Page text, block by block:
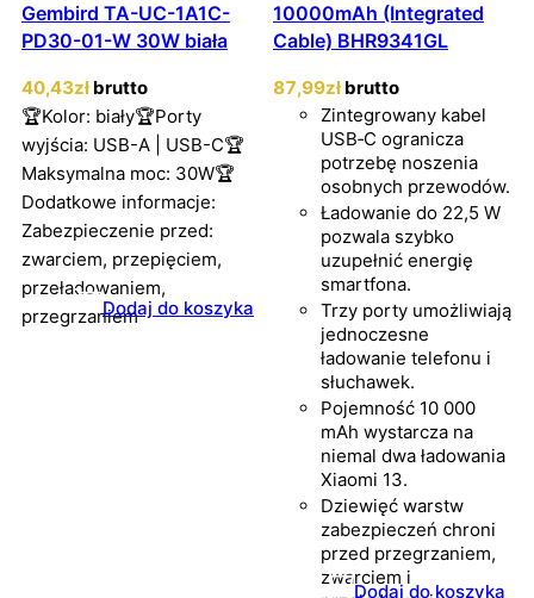
Gembird TA-UC-1A1C-
PD30-01-W 30W biała
40,43zł brutto
🏆Kolor: biały🏆Porty
wyjścia: USB-A | USB-C🏆
Maksymalna moc: 30W🏆
Dodatkowe informacje:
Zabezpieczenie przed:
zwarciem, przepięciem,
przeładowaniem,
przegrzaniemDodaj do koszyka
10000mAh (Integrated
Cable) BHR9341GL
87,99zł brutto
Zintegrowany kabel
USB‑C ogranicza
potrzebę noszenia
osobnych przewodów.
Ładowanie do 22,5 W
pozwala szybko
uzupełnić energię
smartfona.
Trzy porty umożliwiają
jednoczesne
ładowanie telefonu i
słuchawek.
Pojemność 10 000
mAh wystarcza na
niemal dwa ładowania
Xiaomi 13.
Dziewięć warstw
zabezpieczeń chroni
przed przegrzaniem,
zwarciem i
Dodaj do koszyka